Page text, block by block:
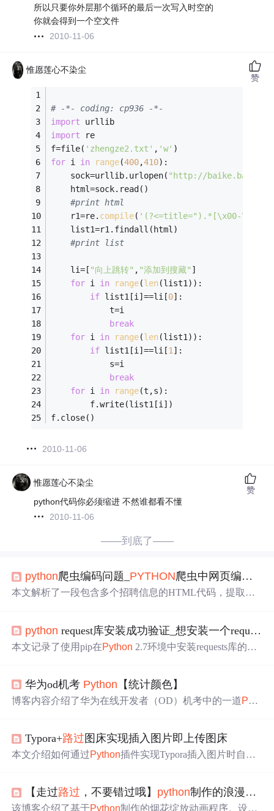
所以只要你外层那个循环的最后一次写入时空的
你就会得到一个空文件
2010-11-06
惟愿莲心不染尘
# -*- coding: cp936 -*-
import urllib
import re
f=file( 'zhengze2.txt' , 'w' )
for i in range(400,410):
    sock=urllib.urlopen(
"http://
    html=sock.read()
#print html
    r1=re.
compile( '(?<=title=").*[\x00-
    list1=r1.findall(html)
#print list
    li=[
"向上跳转" , "添加到搜藏" ]
for i in range(len(list1)):
if list1[i]==li[0]:
            t=i
break
for i in range(len(list1)):
if list1[i]==li[1]:
            s=i
break
for i in range(t,s):
        f.write(list1[i])
f.close()
2010-11-06
赞
惟愿莲心不染尘
python代码你必须缩进 不然谁都看不懂
2010-11-06
赞
——到底了——
python爬虫编码问题_ PYTHON爬虫中网页编码问题,
本文解析了一段包含多个招聘信息的HTML代码，提取了
整理职位名称、类别、需求人数、工作地点及发布时间等
关键数据。
python request库安装成功验证_想安装一个request库，按照网上的方法一直没成功，
本文记录了使用pip在Python 2.7环境中安装requests库的过
华为od机考 Python 【统计颜色】
博客内容介绍了华为在线开发者（OD）机考中的一道Pyth
时间内求最多颜色数。
Typora+路过 图床实现插入图片即上传图床
本文介绍如何通过Python插件实现Typora插入图片时自动
效图文写作场景。
【走过路过 ，不要错过哦】 python制作的浪漫烟花，非常烂漫
该博客介绍了基于Python制作的烟花绽放动画程序。设置